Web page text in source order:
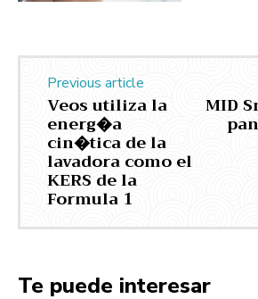
Previous article
Veos utiliza la
energ�a
cin�tica de la
lavadora como el
KERS de la
Formula 1
MID
Te puede interesar